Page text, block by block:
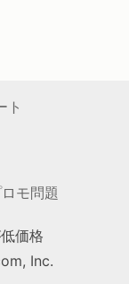
ト
モ問題
価格
Inc.